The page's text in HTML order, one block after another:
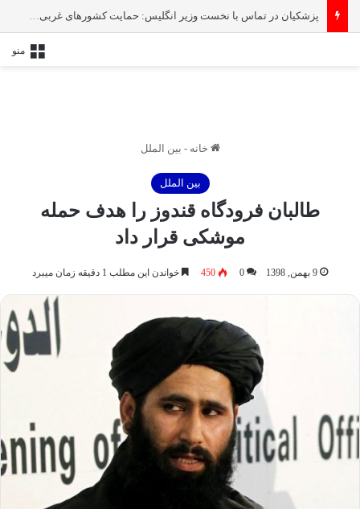
پزشکیان در تماس با نخست‌ وزیر انگلیس: حمایت کشور‌های غربی از رژیم صهیونیستی امنیت منطقه و جهان را به خطر انداخته است
منو
خانه - بین الملل
بین الملل
طالبان فرودگاه قندوز را هدف حمله
موشکی قرار داد
9 بهمن, 1398 0
450 خواندن این مطلب 1 دقیقه زمان میبرد